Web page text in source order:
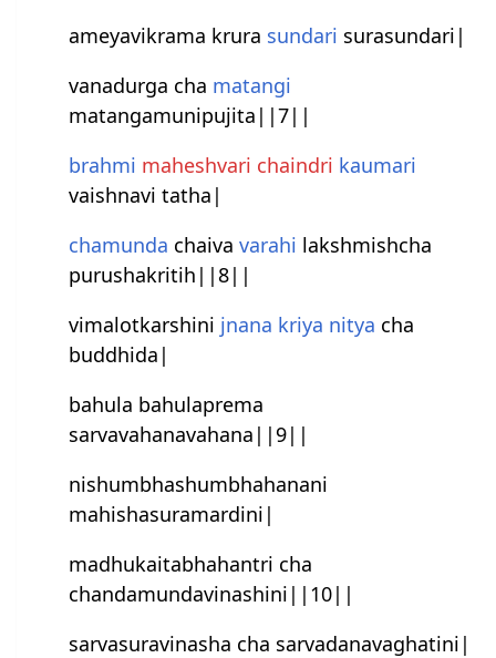
ameyavikrama krura sundari surasundari|
vanadurga cha matangi
matangamunipujita||7||
brahmi mahesh‍vari chaindri kaumari
vaishnavi tatha|
chamunda chaivavarahi lakshmish‍cha
purushakritih||8||
vimalotkarshini jnana kriya nitya cha
buddhida|
bahula bahulaprema
sarvavahanavahana||9||
nishumbhashumbhahanani
mahishasuramardini|
madhukaitabhahantri cha
chandamundavinashini||10||
sarvasuravinasha cha sarvadanavaghatini|